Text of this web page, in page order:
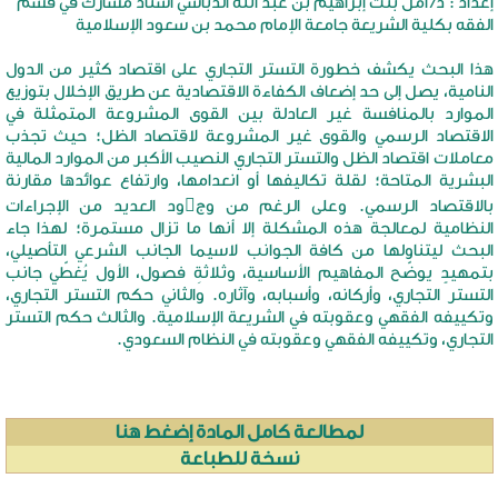
الفقه بكلية الشريعة جامعة الإمام محمد بن سعود الإسلامية
هذا البحث يكشف خطورة التستر التجاري على اقتصاد كثير من الدول
النامية، يصل إلى حد إضعاف الكفاءة الاقتصادية عن طريق الإخلال بتوزيع
الموارد بالمنافسة غير العادلة بين القوى المشروعة المتمثلة في
الاقتصاد الرسمي والقوى غير المشروعة لاقتصاد الظل؛ حيث تجذب
معاملات اقتصاد الظل والتستر التجاري النصيب الأكبر من الموارد المالية
البشرية المتاحة؛ لقلة تكاليفها أو انعدامها، وارتفاع عوائدها مقارنة
بالاقتصاد الرسمي. وعلى الرغم من وج􀆸ود العديد من الإجراءات
النظامية لمعالجة هذه المشكلة إلا أنها ما تزال مستمرة؛ لهذا جاء
البحث ليتناولها من كافة الجوانب لاسيما الجانب الشرعي التأصيلي،
بتمهيدٍ يوضّح المفاهيم الأساسية، وثلاثةِ فصول، الأول يُغطّي جانب
التستر التجاري، وأركانه، وأسبابه، وآثاره. والثاني حكم التستر التجاري،
وتكييفه الفقهي وعقوبته في الشريعة الإسلامية. والثالث حكم التستر
التجاري، وتكييفه الفقهي وعقوبته في النظام السعودي.
لمطالعة كامل المادة إضغط هنا
نسخة للطباعة